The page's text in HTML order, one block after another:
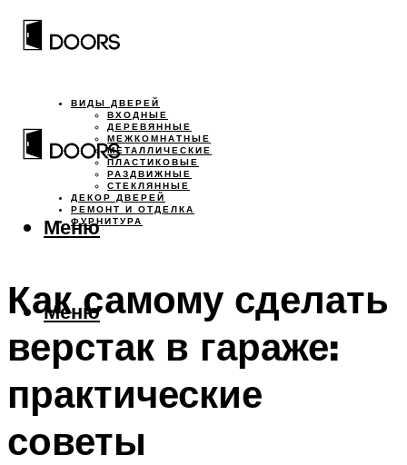
ВИДЫ ДВЕРЕЙ
ВХОДНЫЕ
ДЕРЕВЯННЫЕ
МЕЖКОМНАТНЫЕ
МЕТАЛЛИЧЕСКИЕ
ПЛАСТИКОВЫЕ
РАЗДВИЖНЫЕ
СТЕКЛЯННЫЕ
ДЕКОР ДВЕРЕЙ
РЕМОНТ И ОТДЕЛКА
ФУРНИТУРА
Меню
Меню
Как самому сделать
верстак в гараже:
практические
советы